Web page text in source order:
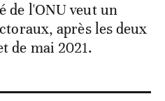
de l'ONU veut un
après les deux
de mai 2021.